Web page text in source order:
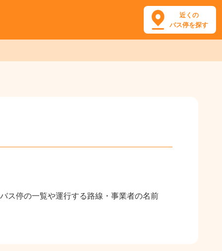
近くの
バス停を探す
ス停の一覧や運行する路線・事業者の名前